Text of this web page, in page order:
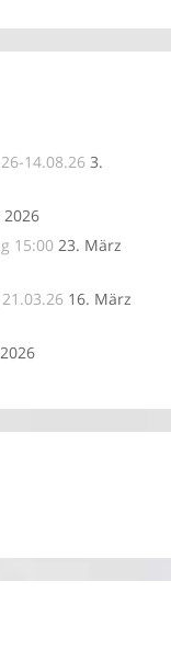
14.08.26 3.
15:00 23. März
16. März